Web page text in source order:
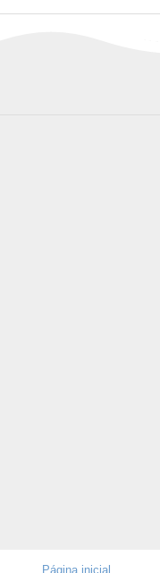
Página inicial